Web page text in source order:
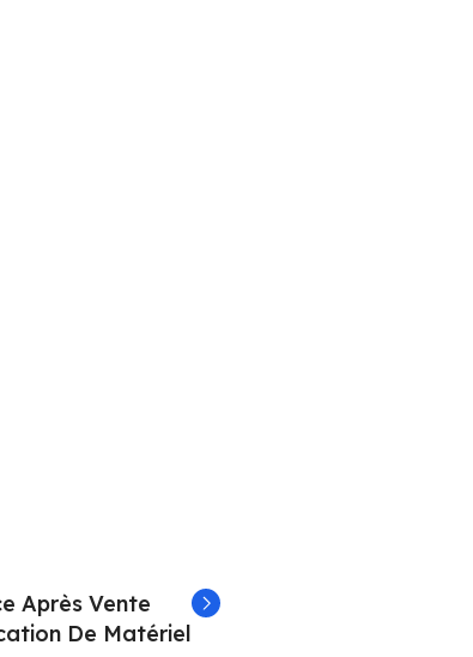
Après Vente
De Matériel